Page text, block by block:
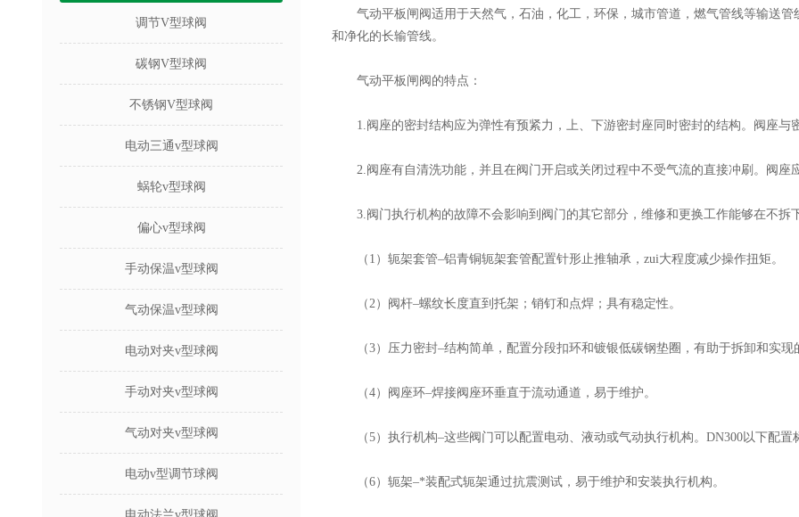
调节V型球阀
碳钢V型球阀
不锈钢V型球阀
电动三通v型球阀
蜗轮v型球阀
偏心v型球阀
手动保温v型球阀
气动保温v型球阀
电动对夹v型球阀
手动对夹v型球阀
气动对夹v型球阀
电动v型调节球阀
气动平板闸阀适用于天然气，石油，化工，环保，城市管道，燃气管线等输送管
和净化的长输管线。
气动平板闸阀的特点：
1.阀座的密封结构应为弹性有预紧力，上、下游密封座同时密封的结构。阀座与
2.阀座有自清洗功能，并且在阀门开启或关闭过程中不受气流的直接冲刷。阀座
3.阀门执行机构的故障不会影响到阀门的其它部分，维修和更换工作能够在不拆
（1）轭架套管–铝青铜轭架套管配置针形止推轴承，zui大程度减少操作扭矩。
（2）阀杆–螺纹长度直到托架；销钉和点焊；具有稳定性。
（3）压力密封–结构简单，配置分段扣环和镀银低碳钢垫圈，有助于拆卸和实现
（4）阀座环–焊接阀座环垂直于流动通道，易于维护。
（5）执行机构–这些阀门可以配置电动、液动或气动执行机构。DN300以下配置
（6）轭架–*装配式轭架通过抗震测试，易于维护和安装执行机构。